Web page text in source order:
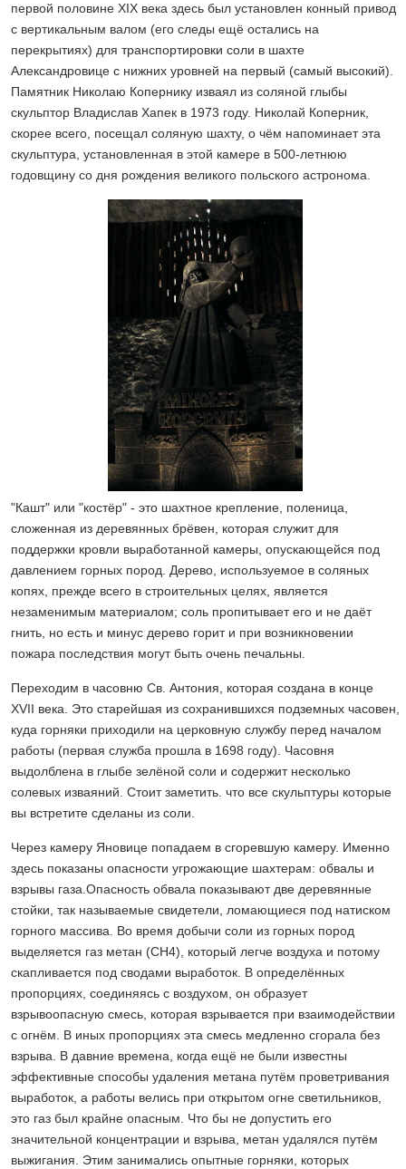
первой половине XIX века здесь был установлен конный привод
с вертикальным валом (его следы ещё остались на
перекрытиях) для транспортировки соли в шахте
Александровице с нижних уровней на первый (самый высокий).
Памятник Николаю Копернику изваял из соляной глыбы
скульптор Владислав Хапек в 1973 году. Николай Коперник,
скорее всего, посещал соляную шахту, о чём напоминает эта
скульптура, установленная в этой камере в 500-летнюю
годовщину со дня рождения великого польского астронома.
"Кашт" или "костёр" - это шахтное крепление, поленица,
сложенная из деревянных брёвен, которая служит для
поддержки кровли выработанной камеры, опускающейся под
давлением горных пород. Дерево, используемое в соляных
копях, прежде всего в строительных целях, является
незаменимым материалом; соль пропитывает его и не даёт
гнить, но есть и минус дерево горит и при возникновении
пожара последствия могут быть очень печальны.
Переходим в часовню Св. Антония, которая создана в конце
XVII века. Это старейшая из сохранившихся подземных часовен,
куда горняки приходили на церковную службу перед началом
работы (первая служба прошла в 1698 году). Часовня
выдолблена в глыбе зелёной соли и содержит несколько
солевых изваяний. Стоит заметить. что все скульптуры которые
вы встретите сделаны из соли.
Через камеру Яновице попадаем в сгоревшую камеру. Именно
здесь показаны опасности угрожающие шахтерам: обвалы и
взрывы газа.Опасность обвала показывают две деревянные
стойки, так называемые свидетели, ломающиеся под натиском
горного массива. Во время добычи соли из горных пород
выделяется газ метан (CH4), который легче воздуха и потому
скапливается под сводами выработок. В определённых
пропорциях, соединяясь с воздухом, он образует
взрывоопасную смесь, которая взрывается при взаимодействии
с огнём. В иных пропорциях эта смесь медленно сгорала без
взрыва. В давние времена, когда ещё не были известны
эффективные способы удаления метана путём проветривания
выработок, а работы велись при открытом огне светильников,
это газ был крайне опасным. Что бы не допустить его
значительной концентрации и взрыва, метан удалялся путём
выжигания. Этим занимались опытные горняки, которых